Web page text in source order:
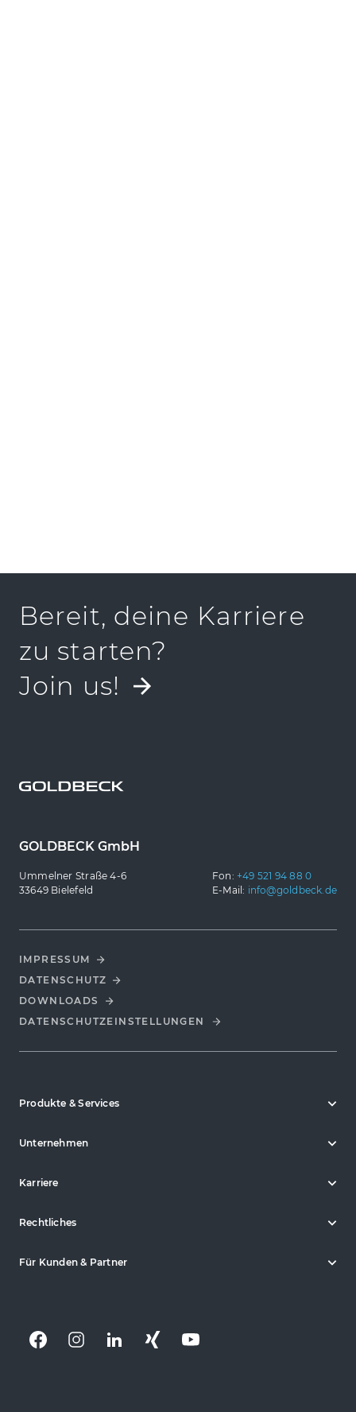
Bereit, deine Karriere
zu starten?
Join us!
GOLDBECK GmbH
Ummelner Straße 4-6
33649 Bielefeld
Fon: +49 521 94 88 0
E-Mail: info@goldbeck.de
IMPRESSUM
DATENSCHUTZ
DOWNLOADS
DATENSCHUTZ­EINSTELLUNGEN
Produkte & Services
Unternehmen
Karriere
Rechtliches
Für Kunden & Partner